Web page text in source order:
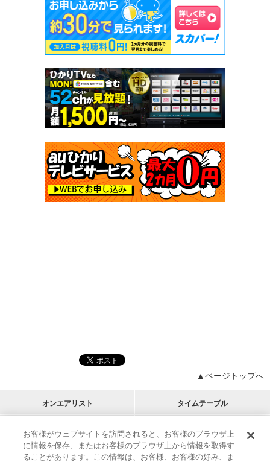
▲ページトップへ
オンエアリスト タイムテーブル
プログラムリスト チャート
アーティストリスト
M-ON!
RECOMMEND
リクエスト
お客様がウェブサイトを訪問されると、お客様のブラウザ上
に情報を保存、またはお客様のブラウザ上から情報を取得す
ることがあります。この情報は、お客様、お客様の好み、ま